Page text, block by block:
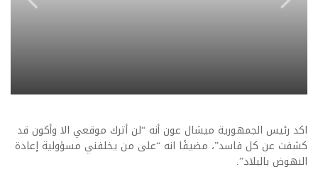
اكد رئيس الجمهورية ميشال عون أنه “لن أترك موقعي الا وأكون قد
كشفت عن كل فاسد”، مضيفًا انه “على من يخلفني مسؤولية إعادة
النهوض بالبلاد”.